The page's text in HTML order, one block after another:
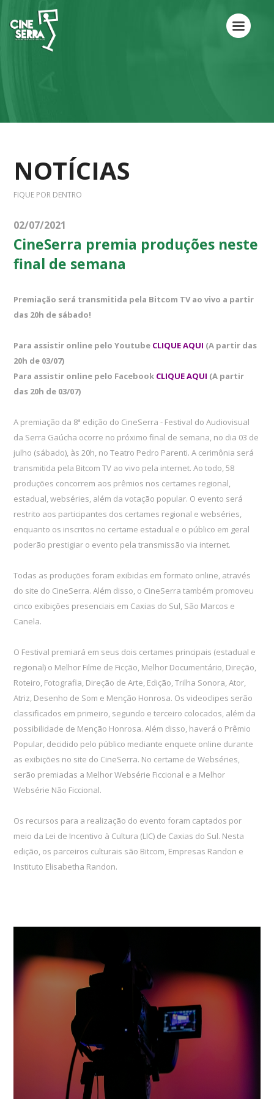
NOTÍCIAS
FIQUE POR DENTRO
02/07/2021
CineSerra premia produções neste
final de semana
Premiação será transmitida pela Bitcom TV ao vivo a partir
das 20h de sábado!
Para assistir online pelo Youtube CLIQUE AQUI (A partir das
20h de 03/07)
Para assistir online pelo Facebook CLIQUE AQUI (A partir
das 20h de 03/07)
A premiação da 8ª edição do CineSerra - Festival do Audiovisual
da Serra Gaúcha ocorre no próximo final de semana, no dia 03 de
julho (sábado), às 20h, no Teatro Pedro Parenti. A cerimônia será
transmitida pela Bitcom TV ao vivo pela internet. Ao todo, 58
produções concorrem aos prêmios nos certames regional,
estadual, webséries, além da votação popular. O evento será
restrito aos participantes dos certames regional e webséries,
enquanto os inscritos no certame estadual e o público em geral
poderão prestigiar o evento pela transmissão via internet.
Todas as produções foram exibidas em formato online, através
do site do CineSerra. Além disso, o CineSerra também promoveu
cinco exibições presenciais em Caxias do Sul, São Marcos e
Canela.
O Festival premiará em seus dois certames principais (estadual e
regional) o Melhor Filme de Ficção, Melhor Documentário, Direção,
Roteiro, Fotografia, Direção de Arte, Edição, Trilha Sonora, Ator,
Atriz, Desenho de Som e Menção Honrosa. Os videoclipes serão
classificados em primeiro, segundo e terceiro colocados, além da
possibilidade de Menção Honrosa. Além disso, haverá o Prêmio
Popular, decidido pelo público mediante enquete online durante
as exibições no site do CineSerra. No certame de Webséries,
serão premiadas a Melhor Websérie Ficcional e a Melhor
Websérie Não Ficcional.
Os recursos para a realização do evento foram captados por
meio da Lei de Incentivo à Cultura (LIC) de Caxias do Sul. Nesta
edição, os parceiros culturais são Bitcom, Empresas Randon e
Instituto Elisabetha Randon.